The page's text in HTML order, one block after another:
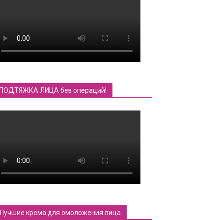
ПОДТЯЖКА ЛИЦА без операций!
Лучшие крема для омоложения лица